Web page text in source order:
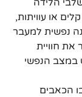
או עוויתות,
נפשית למעבר
חוויית
במצב הנפשי
הכאבים